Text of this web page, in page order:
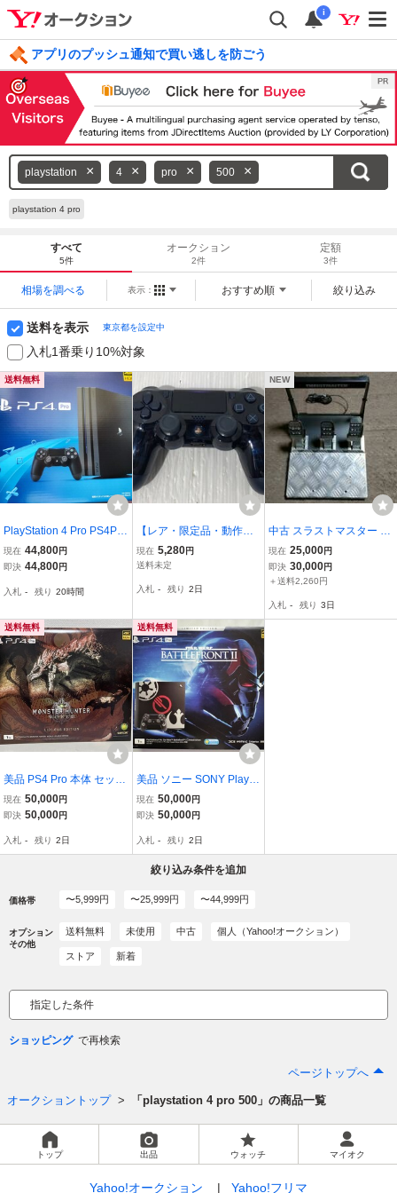
i
アプリのプッシュ通知で買い逃しを防ごう
毎日引けるくじ 今すぐ挑戦 ログイン
playstation 4 pro 500
ー
ド
を
消
す
playstation 4 pro
すべて
5件
オークション
2件
定額
3件
相場を調べる 表示： おすすめ順 絞り込み
送料を表示 東京都を設定中
入札1番乗り10%対象
送料無料
PlayStation 4 Pro PS4Pro
おまけ ソフト18本 CUH-
7200 SSD 500GB 本州送
現在 44,800円
即決 44,800円
入札 - 残り 20時間
【レア・限定品・動作良
好】 SONY PlayStation４
Pro DualShock４ 500Milli
ントローラー PS4 ソニー
現在 5,280円
送料未定
入札 - 残り 2日
NEW
中古 スラストマスター T3
PA-PRO 3ペダル THRUS
TMASTER T300 RS T500
現在 25,000円
即決 30,000円
＋送料2,260円
入札 - 残り 3日
送料無料
美品 PS4 Pro 本体 セット
リオレウスエディション
SONY PlayStation4 動作
ーワールド Crucial SSD
現在 50,000円
即決 50,000円
入札 - 残り 2日
送料無料
美品 ソニー SONY PlaySt
ation4 Pro Star Wars Battl
efront II Limited Edition C
MX500 1TＢ 動作確認済
現在 50,000円
即決 50,000円
入札 - 残り 2日
絞り込み条件を追加
価格帯 〜5,999円 〜25,999円 〜44,999円
オプション
その他
送料無料 未使用 中古 個人（Yahoo!オークション）
ストア 新着
指定した条件
ショッピング
ページトップへ
オークショントップ 「playstation 4 pro 500」の商品一覧
トップ 出品 ウォッチ マイオク
Yahoo!オークション Yahoo!フリマ